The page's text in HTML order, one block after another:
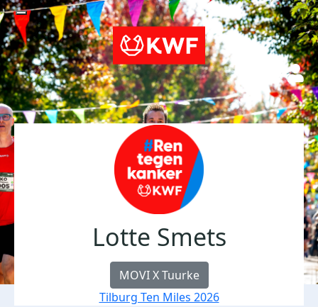
Lotte Smets
MOVI X Tuurke
Tilburg Ten Miles 2026